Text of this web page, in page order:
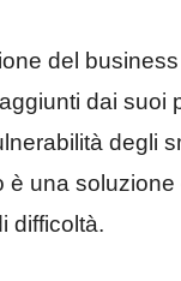
del
dai suoi
degli
una
difficoltà.